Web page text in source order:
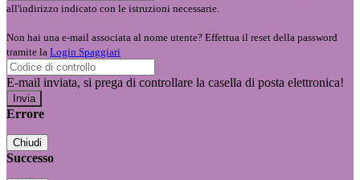
all'indirizzo indicato con le istruzioni necessarie.
Non hai una e-mail associata al nome utente? Effettua il reset della password
tramite la Login Spaggiari
E-mail inviata, si prega di controllare la casella di posta elettronica!
Errore
Chiudi
Successo